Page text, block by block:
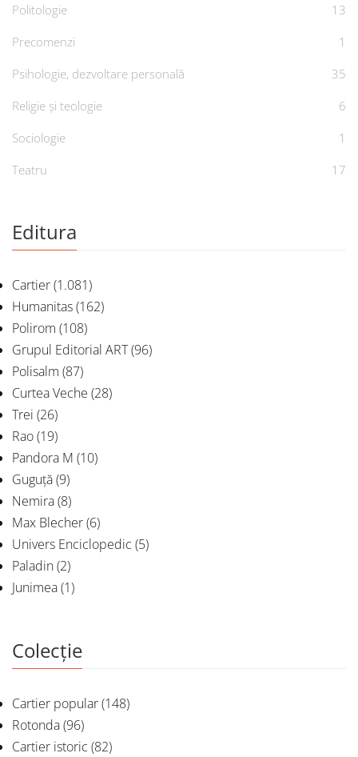
Politologie
13
Precomenzi
1
Psihologie, dezvoltare personală
35
Religie și teologie
6
Sociologie
1
Teatru
17
Editura
Cartier(1.081)
Humanitas(162)
Polirom (108)
Grupul Editorial ART(96)
Polisalm (87)
Curtea Veche (28)
Trei (26)
Rao(19)
Pandora M (10)
Guguță(9)
Nemira(8)
Max Blecher(6)
Univers Enciclopedic (5)
Paladin(2)
Junimea(1)
Colecție
Cartier popular(148)
Rotonda(96)
Cartier istoric (82)